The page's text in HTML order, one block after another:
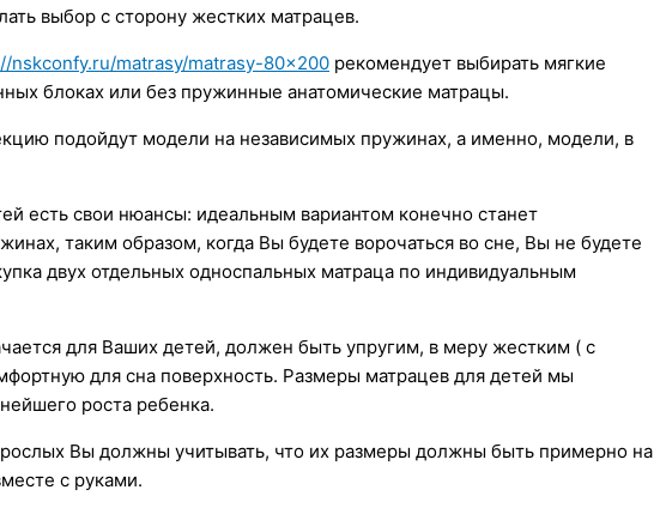
выбор с сторону жестких матрацев.
nskconfy.ru/matrasy/matrasy-80×200 рекомендует выбирать мягкие
блоках или без пружинные анатомические матрацы.
подойдут модели на независимых пружинах, а именно, модели, в
есть свои нюансы: идеальным вариантом конечно станет
таким образом, когда Вы будете ворочаться во сне, Вы не будете
двух отдельных односпальных матраца по индивидуальным
для Ваших детей, должен быть упругим, в меру жестким ( с
для сна поверхность. Размеры матрацев для детей мы
роста ребенка.
Вы должны учитывать, что их размеры должны быть примерно на
с руками.